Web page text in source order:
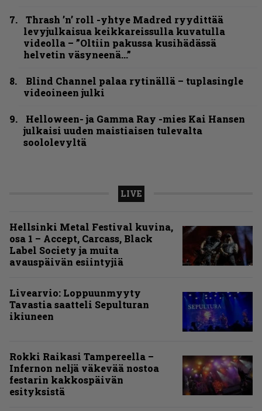
Thrash ’n’ roll -yhtye Madred ryydittää
levyjulkaisua keikkareissulla kuvatulla
videolla – ”Oltiin pakussa kusihädässä
helvetin väsyneenä…”
Blind Channel palaa rytinällä – tuplasingle
videoineen julki
Helloween- ja Gamma Ray -mies Kai Hansen
julkaisi uuden maistiaisen tulevalta
soololevyltä
LIVE
Hellsinki Metal Festival kuvina,
osa 1 – Accept, Carcass, Black
Label Society ja muita
avauspäivän esiintyjiä
Livearvio: Loppuunmyyty
Tavastia saatteli Sepulturan
ikiuneen
Rokki Raikasi Tampereella –
Infernon neljä väkevää nostoa
festarin kakkospäivän
esityksistä